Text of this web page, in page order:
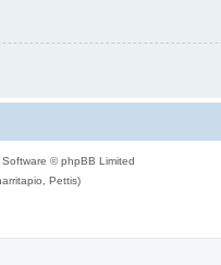
© phpBB Limited
Pettis)